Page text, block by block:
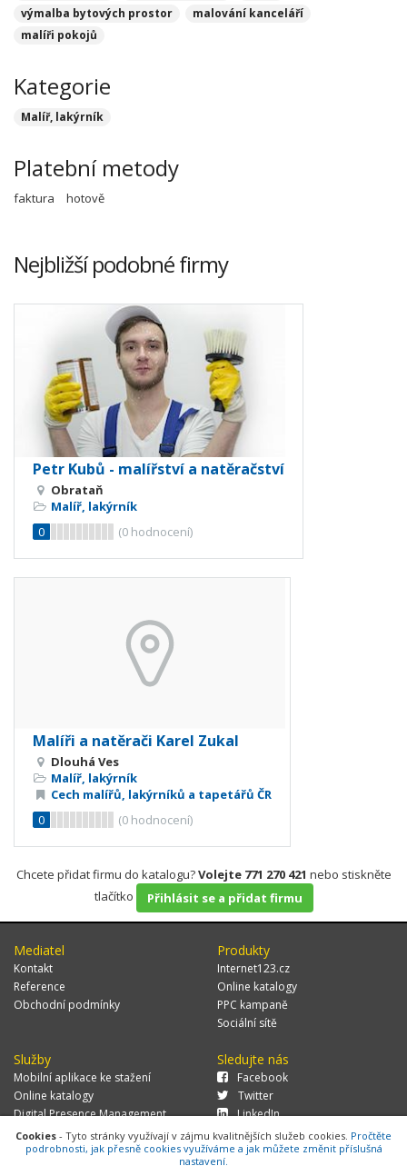
výmalba bytových prostor
malování kanceláří
malíři pokojů
Kategorie
Malíř, lakýrník
Platební metody
faktura hotově
Nejbližší podobné firmy
Petr Kubů - malířství a natěračství
Obrataň
Malíř, lakýrník
0
(0 hodnocení)
Malíři a natěrači Karel Zukal
Dlouhá Ves
Malíř, lakýrník
Cech malířů, lakýrníků a tapetářů ČR
0
(0 hodnocení)
Chcete přidat firmu do katalogu?Volejte 771 270 421 nebo stiskněte
tlačítko
Přihlásit se a přidat firmu
Mediatel
Kontakt
Reference
Obchodní podmínky
Produkty
Internet123.cz
Online katalogy
PPC kampaně
Sociální sítě
Služby
Mobilní aplikace ke stažení
Online katalogy
Digital Presence Management
Více zákazníků
Sledujte nás
Facebook
Twitter
LinkedIn
Cookies - Tyto stránky využívají v zájmu kvalitnějších služeb cookies. Pročtěte
podrobnosti, jak přesně cookies využíváme a jak můžete změnit příslušná
nastavení.